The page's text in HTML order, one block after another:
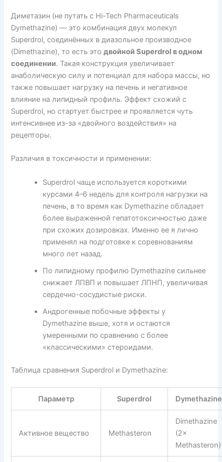
Диметазин (не путать с Hi-Tech Pharmaceuticals
Dymethazine) — это комбинация двух молекул
Superdrol, соединённых в диазольное производное
(Dimethazine), то есть этодвойной Superdrol в одном
соединении. Такая конструкция увеличивает
анаболическую силу и потенциал для набора массы, но
также повышает нагрузку на печень и негативное
влияние на липидный профиль. Эффект схожий с
Superdrol, но стартует быстрее и проявляется чуть
интенсивнее из-за «двойного воздействия» на
рецепторы.
Различия в токсичности и применении:
Superdrol чаще используется короткими
курсами 4–6 недель для контроля нагрузки на
печень, в то время как Dymethazine обладает
более выраженной гепатотоксичностью даже
при схожих дозировках. Именно ее я лично
применял на подготовке к соревнованиям
много лет назад.
По липидному профилю Dymethazine сильнее
снижает ЛПВП и повышает ЛПНП, увеличивая
сердечно-сосудистые риски.
Андрогенные побочные эффекты у
Dymethazine выше, хотя и остаются
умеренными по сравнению с более
«классическими» стероидами.
Таблица сравнения Superdrol и Dymethazine:
Параметр Superdrol Dymethazine
Активное вещество Methasteron
Dimethazine
(2×
Methasteron)